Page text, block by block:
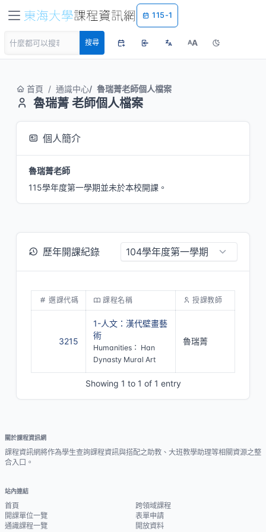
115-1
搜尋 AA
首頁 通識中心 魯瑞菁老師個人檔案
魯瑞菁 老師個人檔案
個人簡介
魯瑞菁老師
115學年度第一學期並未於本校開課。
歷年開課紀錄
選課代碼 課程名稱 授課教師
3215
1-人文：漢代壁畫藝
術
Humanities： Han
Dynasty Mural Art
魯瑞菁
Showing 1 to 1 of 1 entry
關於課程資訊網
課程資訊網將作為學生查詢課程資訊與搭配之助教、大班教學助理等相關資源之整
合入口。
站內連結
首頁
開課單位一覽
通識課程一覽
跨領域課程
表單申請
開放資料